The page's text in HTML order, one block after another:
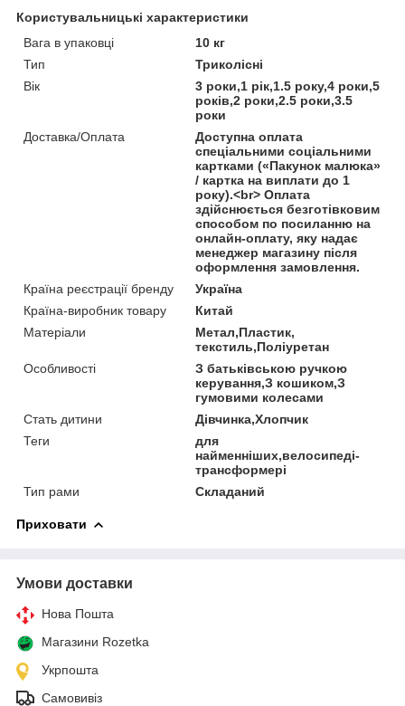
Користувальницькі характеристики
Вага в упаковці
10 кг
Тип
Триколісні
Вік
3 роки,1 рік,1.5 року,4 роки,5
років,2 роки,2.5 роки,3.5
роки
Доставка/Оплата
Доступна оплата
спеціальними соціальними
картками («Пакунок малюка»
/ картка на виплати до 1
року).<br> Оплата
здійснюється безготівковим
способом по посиланню на
онлайн-оплату, яку надає
менеджер магазину після
оформлення замовлення.
Країна реєстрації бренду
Україна
Країна-виробник товару
Китай
Матеріали
Метал,Пластик,
текстиль,Поліуретан
Особливості
З батьківською ручкою
керування,З кошиком,З
гумовими колесами
Стать дитини
Дівчинка,Хлопчик
Теги
для
найменніших,велосипеді-
трансформері
Тип рами
Складаний
Приховати
Умови доставки
Нова Пошта
Магазини Rozetka
Укрпошта
Самовивіз